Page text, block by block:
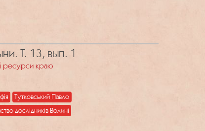
Т. 13, вып. 1
ресурси краю
Тутковський Павло
дослідників Волині